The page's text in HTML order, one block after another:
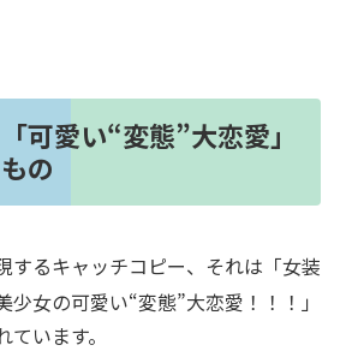
可愛い“変態”大恋愛」
の
するキャッチコピー、それは「女装
女の可愛い“変態”大恋愛！！！」
ています。